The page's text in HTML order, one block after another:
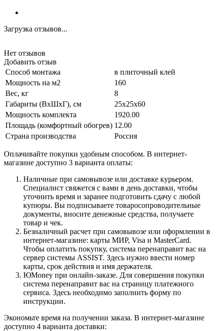
Загрузка отзывов...
Нет отзывов
Добавить отзыв
Способ монтажа
в плиточный клей
Мощность на м2
160
Вес, кг
8
Габариты (ВхШхГ), см
25x25x60
Мощность комплекта
1920.00
Площадь (комфортный обогрев) 12.00
Страна производства
Россия
Оплачивайте покупки удобным способом. В интернет-
магазине доступно 3 варианта оплаты:
Наличные при самовывозе или доставке курьером.
Специалист свяжется с вами в день доставки, чтобы
уточнить время и заранее подготовить сдачу с любой
купюры. Вы подписываете товаросопроводительные
документы, вносите денежные средства, получаете
товар и чек.
Безналичный расчет при самовывозе или оформлении в
интернет-магазине: карты МИР, Visa и MasterCard.
Чтобы оплатить покупку, система перенаправит вас на
сервер системы ASSIST. Здесь нужно ввести номер
карты, срок действия и имя держателя.
ЮMoney при онлайн-заказе. Для совершения покупки
система перенаправит вас на страницу платежного
сервиса. Здесь необходимо заполнить форму по
инструкции.
Экономьте время на получении заказа. В интернет-магазине
доступно 4 варианта доставки: